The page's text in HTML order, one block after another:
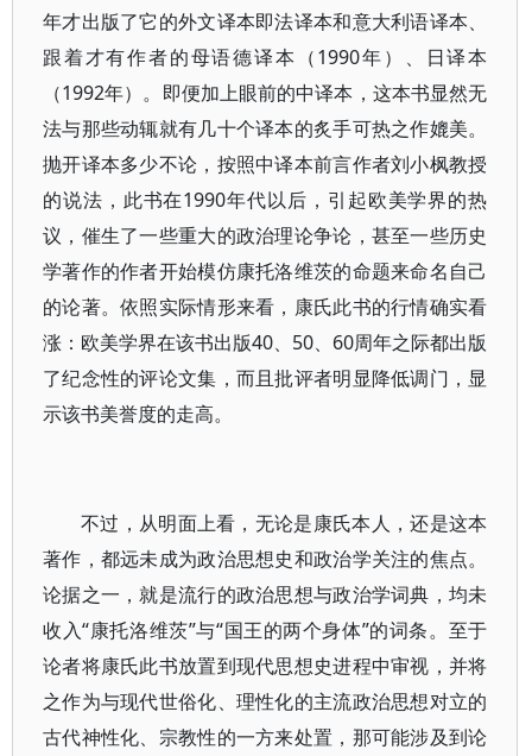
年才出版了它的外文译本即法译本和意大利语译本、
跟着才有作者的母语德译本（1990年）、日译本
（1992年）。即便加上眼前的中译本，这本书显然无
法与那些动辄就有几十个译本的炙手可热之作媲美。
抛开译本多少不论，按照中译本前言作者刘小枫教授
的说法，此书在1990年代以后，引起欧美学界的热
议，催生了一些重大的政治理论争论，甚至一些历史
学著作的作者开始模仿康托洛维茨的命题来命名自己
的论著。依照实际情形来看，康氏此书的行情确实看
涨：欧美学界在该书出版40、50、60周年之际都出版
了纪念性的评论文集，而且批评者明显降低调门，显
示该书美誉度的走高。
不过，从明面上看，无论是康氏本人，还是这本
著作，都远未成为政治思想史和政治学关注的焦点。
论据之一，就是流行的政治思想与政治学词典，均未
收入“康托洛维茨”与“国王的两个身体”的词条。至于
论者将康氏此书放置到现代思想史进程中审视，并将
之作为与现代世俗化、理性化的主流政治思想对立的
古代神性化、宗教性的一方来处置，那可能涉及到论